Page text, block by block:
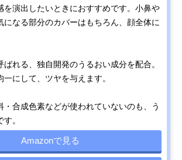
を演出したいときにおすすめです。小鼻や
になる部分のカバーはもちろん、顔全体に
ばれる、独自開発のうるおい成分を配合。
にして、ツヤを与えます。
・合成色素などが使われていないのも、う
。
Amazonで見る